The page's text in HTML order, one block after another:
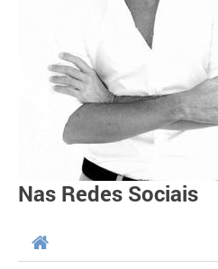
Nas Redes Sociais